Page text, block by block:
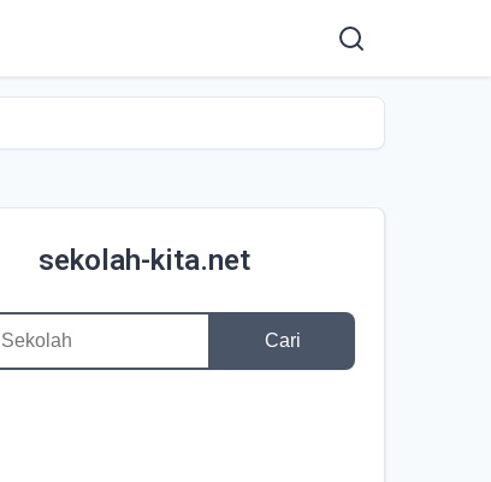
sekolah-kita.net
Cari